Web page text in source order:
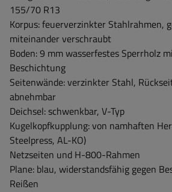
155/70 R13
Korpus: feuerverzinkter Stahlrahmen,
miteinander verschraubt
Boden: 9 mm wasserfestes Sperrholz
Beschichtung
Seitenwände: verzinkter Stahl,
abnehmbar
Deichsel: schwenkbar, V-Typ
Kugelkopfkupplung: von namhaften
Steelpress, AL-KO)
Netzseiten und H-800-Rahmen
Plane: blau, widerstandsfähig gegen
Reißen